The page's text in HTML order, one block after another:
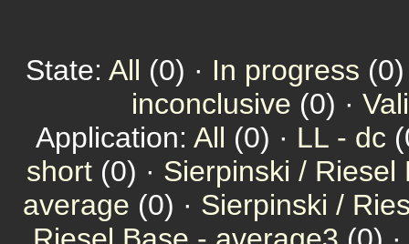
State: All (0) · In progress
inconclusive (0) ·
Application: All (0) · LL - dc
short (0) · Sierpinski / Riesel
average (0) · Sierpinski /